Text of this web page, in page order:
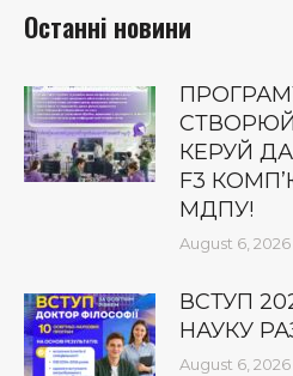
Останні новини
СТВОРЮЙ
КЕРУЙ
F3
МДПУ!
August 6, 2026
ВСТУП
НАУКУ
August 6, 2026